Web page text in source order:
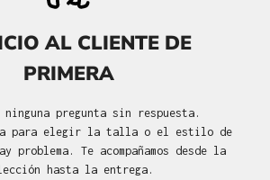
AL CLIENTE DE
PRIMERA
ninguna pregunta sin respuesta.
para elegir la talla o el estilo de
problema. Te acompañamos desde la
hasta la entrega.